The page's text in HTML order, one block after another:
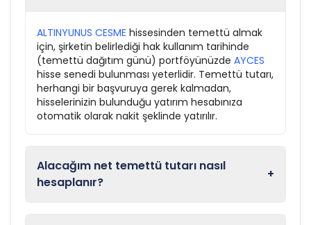
ALTINYUNUS CESME hissesinden temettü almak
için, şirketin belirlediği hak kullanım tarihinde
(temettü dağıtım günü) portföyünüzde AYCES
hisse senedi bulunması yeterlidir. Temettü tutarı,
herhangi bir başvuruya gerek kalmadan,
hisselerinizin bulunduğu yatırım hesabınıza
otomatik olarak nakit şeklinde yatırılır.
Alacağım net temettü tutarı nasıl
hesaplanır?
+